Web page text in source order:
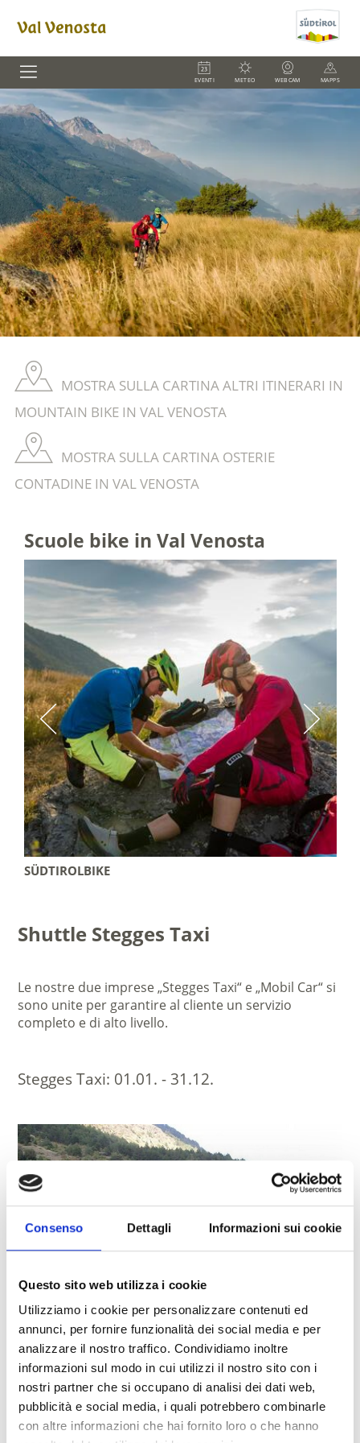
Consenso Dettagli Informazioni sui cookie
Questo sito web utilizza i cookie
Utilizziamo i cookie per personalizzare contenuti ed
annunci, per fornire funzionalità dei social media e per
analizzare il nostro traffico. Condividiamo inoltre
informazioni sul modo in cui utilizzi il nostro sito con i
nostri partner che si occupano di analisi dei dati web,
pubblicità e social media, i quali potrebbero combinarle
con altre informazioni che hai fornito loro o che hanno
EVENTI METEO WEBCAM MAPPS
MOSTRA SULLA CARTINA ALTRI ITINERARI IN
MOUNTAIN BIKE IN VAL VENOSTA
MOSTRA SULLA CARTINA OSTERIE
CONTADINE IN VAL VENOSTA
Scuole bike in Val Venosta
Shuttle Stegges Taxi
Le nostre due imprese „Stegges Taxi“ e „Mobil Car“ si
sono unite per garantire al cliente un servizio
completo e di alto livello.
Stegges Taxi: 01.01. - 31.12.
SHUTTLE STEGGES TAXI
Mont Mezzodì 37
39028 Silandro